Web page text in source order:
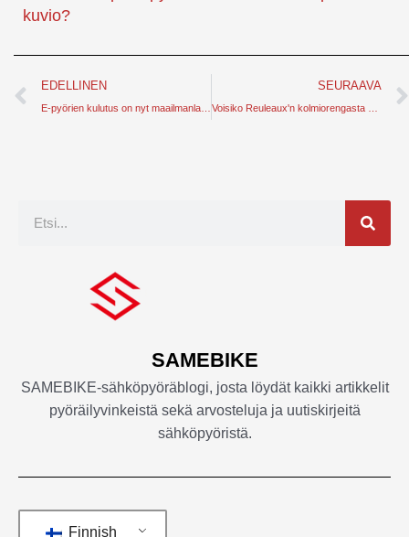
kuvio?
Edellinen
EDELLINEN SEURAAVA
SAMEBIKE
SAMEBIKE-sähköpyöräblogi, josta löydät kaikki artikkelit
pyöräilyvinkeistä sekä arvosteluja ja uutiskirjeitä
sähköpyöristä.
Finnish